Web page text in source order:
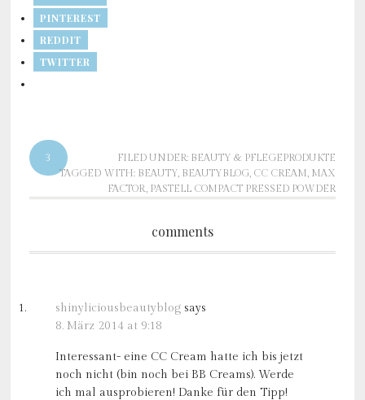
PINTEREST
REDDIT
TWITTER
3 FILED UNDER: BEAUTY & PFLEGEPRODUKTE
TAGGED WITH: BEAUTY, BEAUTYBLOG, CC CREAM, MAX
FACTOR, PASTELL COMPACT PRESSED POWDER
comments
shinyliciousbeautyblog says
8. März 2014 at 9:18
Interessant- eine CC Cream hatte ich bis jetzt
noch nicht (bin noch bei BB Creams). Werde
ich mal ausprobieren! Danke für den Tipp!